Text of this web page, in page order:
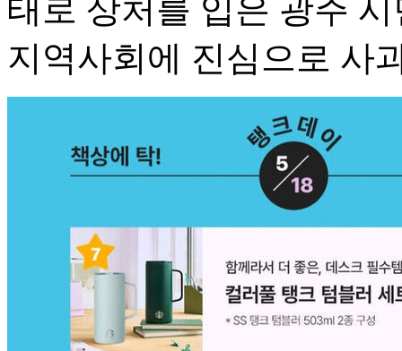
태로 상처를 입은 광주
지역사회에 진심으로 사